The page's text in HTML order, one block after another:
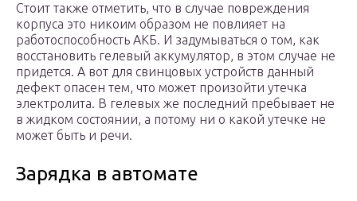
Стоит также отметить, что в случае повреждения
корпуса это никоим образом не повлияет на
работоспособность АКБ. И задумываться о том, как
восстановить гелевый аккумулятор, в этом случае не
придется. А вот для свинцовых устройств данный
дефект опасен тем, что может произойти утечка
электролита. В гелевых же последний пребывает не
в жидком состоянии, а потому ни о какой утечке не
может быть и речи.
Зарядка в автомате